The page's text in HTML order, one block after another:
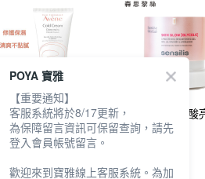
Avene 雅漾修護保濕護
手霜50ml
NT$299
sensilis煥采果酸
精華凝露50ml
POYA 寶雅
【重要通知】
客服系統將於8/17更新，
為保障留言資訊可保留查詢，請先
登入會員帳號留言。
歡迎來到寶雅線上客服系統。為加